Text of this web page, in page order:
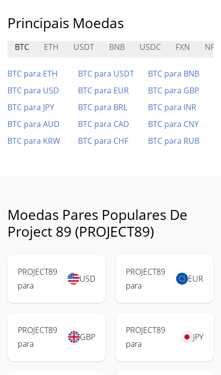
Principais Moedas
BTC ETH USDT BNB USDC FXN NFP
BTC para ETH BTC para USDT
BTC para BNB
BTC para USD
BTC para EUR
BTC para GBP
BTC para JPY
BTC para BRL
BTC para INR
BTC para AUD
BTC para CAD
BTC para CNY
BTC para KRW
BTC para CHF BTC para RUB
Moedas Pares Populares De
Project 89 (PROJECT89)
PROJECT89
para
USD
PROJECT89
para
EUR
PROJECT89
para
GBP
PROJECT89
para
JPY